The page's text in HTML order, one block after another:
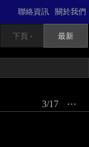
關於我們
聯絡資訊
下頁 › 最新
⋯
3/17